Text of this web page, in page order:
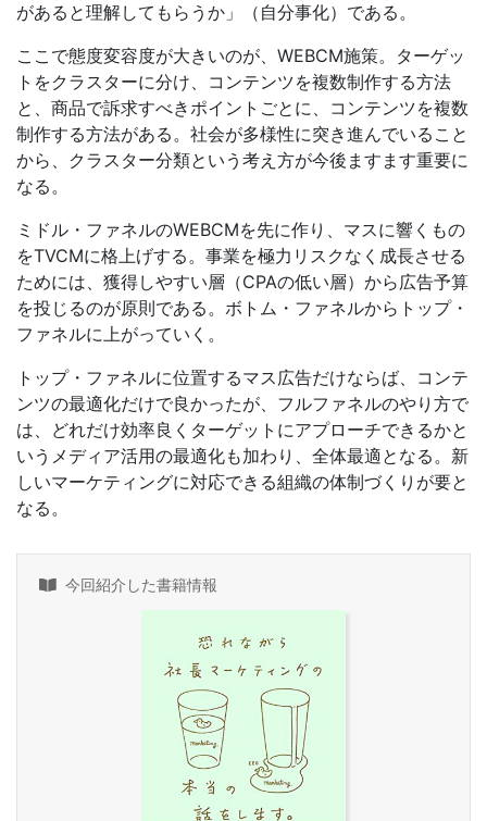
があると理解してもらうか」（自分事化）である。
ここで態度変容度が大きいのが、WEBCM施策。ターゲッ
トをクラスターに分け、コンテンツを複数制作する方法
と、商品で訴求すべきポイントごとに、コンテンツを複数
制作する方法がある。社会が多様性に突き進んでいること
から、クラスター分類という考え方が今後ますます重要に
なる。
ミドル・ファネルのWEBCMを先に作り、マスに響くもの
をTVCMに格上げする。事業を極力リスクなく成長させる
ためには、獲得しやすい層（CPAの低い層）から広告予算
を投じるのが原則である。ボトム・ファネルからトップ・
ファネルに上がっていく。
トップ・ファネルに位置するマス広告だけならば、コンテ
ンツの最適化だけで良かったが、フルファネルのやり方で
は、どれだけ効率良くターゲットにアプローチできるかと
いうメディア活用の最適化も加わり、全体最適となる。新
しいマーケティングに対応できる組織の体制づくりが要と
なる。
今回紹介した書籍情報